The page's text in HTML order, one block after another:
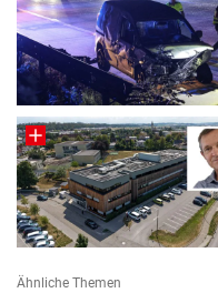
Ähnliche Themen